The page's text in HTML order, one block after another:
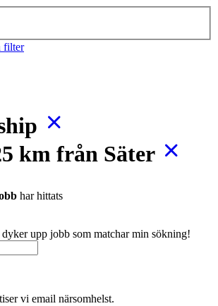
filter
km från Säter
har hittats
upp jobb som matchar min sökning!
vi email närsomhelst.